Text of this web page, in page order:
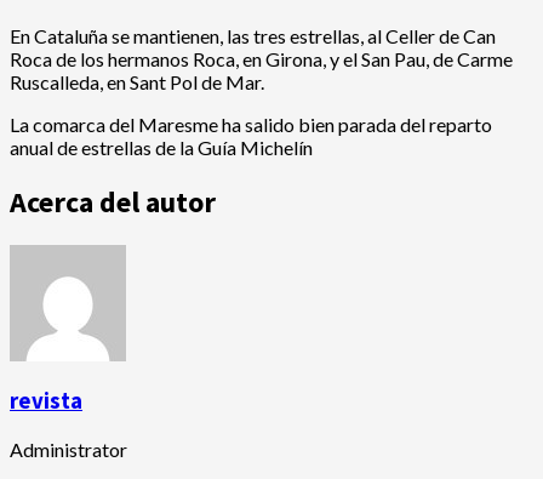
En Cataluña se mantienen, las tres estrellas, al Celler de Can
Roca de los hermanos Roca, en Girona, y el San Pau, de Carme
Ruscalleda, en Sant Pol de Mar.
La comarca del Maresme ha salido bien parada del reparto
anual de estrellas de la Guía Michelín
Acerca del autor
revista
Administrator